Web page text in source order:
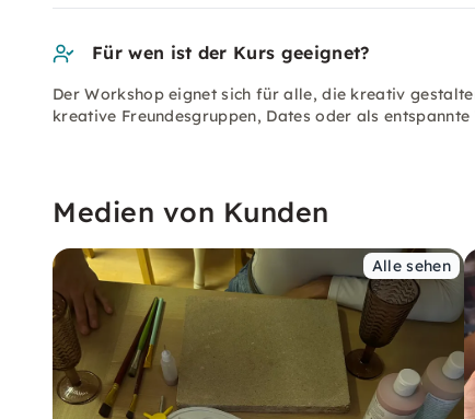
Für wen ist der Kurs geeignet?
Der Workshop eignet sich für alle, die kreativ
kreative Freundesgruppen, Dates oder als
Medien von Kunden
Alle sehen